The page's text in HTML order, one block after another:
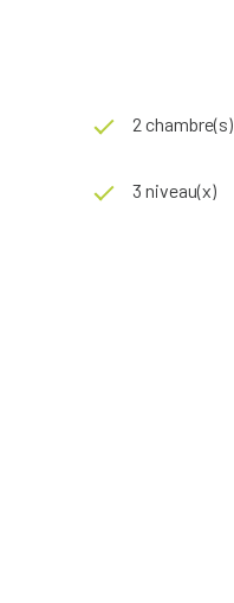
2 chambre(s)
3 niveau(x)